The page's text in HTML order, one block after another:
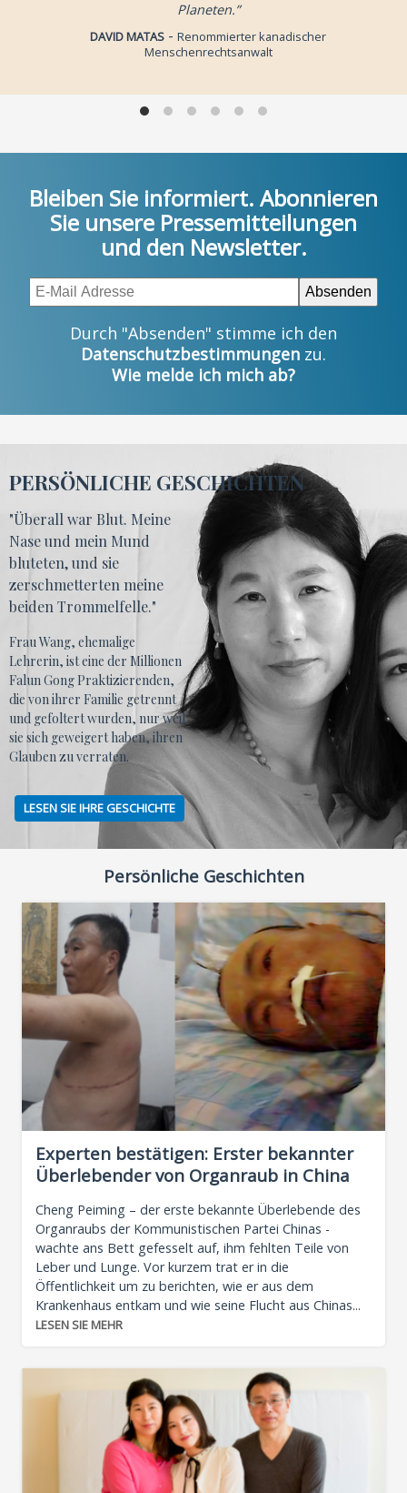
Planeten.”
DAVID MATAS -Renommierter kanadischer
Menschenrechtsanwalt
Bleiben Sie informiert. Abonnieren
Sie unsere Pressemitteilungen
und den Newsletter.
Durch "Absenden" stimme ich den
Datenschutzbestimmungen zu.
Wie melde ich mich ab?
PERSÖNLICHE GESCHICHTEN
"Überall war Blut. Meine
Nase und mein Mund
bluteten, und sie
zerschmetterten meine
beiden Trommelfelle."
Frau Wang, ehemalige
Lehrerin, ist eine der Millionen
Falun Gong Praktizierenden,
die von ihrer Familie getrennt
und gefoltert wurden, nur weil
sie sich geweigert haben, ihren
Glauben zu verraten.
LESEN SIE IHRE GESCHICHTE
Persönliche Geschichten
Experten bestätigen: Erster bekannter
Überlebender von Organraub in China
Cheng Peiming – der erste bekannte Überlebende des
Organraubs der Kommunistischen Partei Chinas -
wachte ans Bett gefesselt auf, ihm fehlten Teile von
Leber und Lunge. Vor kurzem trat er in die
Öffentlichkeit um zu berichten, wie er aus dem
Krankenhaus entkam und wie seine Flucht aus Chinas...
LESEN SIE MEHR